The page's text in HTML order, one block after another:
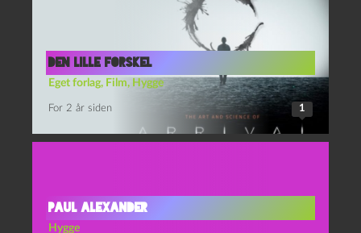
Den lille forskel
Eget forlag, Film, Hygge
For 2 år siden 1
Paul Alexander
Hygge